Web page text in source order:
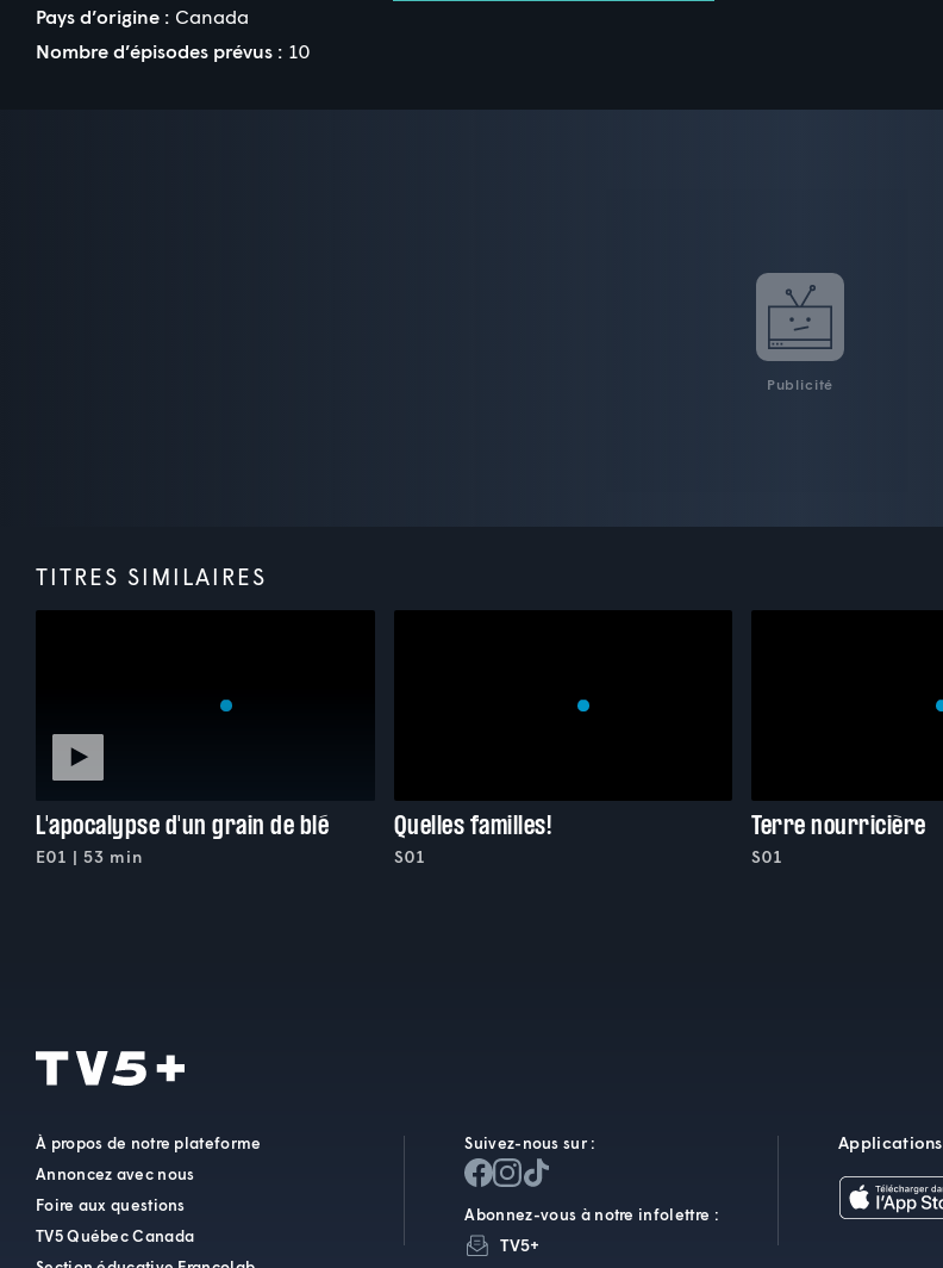
Pays d’origine : Canada
Nombre d’épisodes prévus : 10
Publicité
TITRES SIMILAIRES
L'apocalypse d'un grain de blé
E01 | 53 min
Quelles familles!
S01
Terre nourricière
S01
À propos de notre plateforme
Annoncez avec nous
Foire aux questions
TV5 Québec Canada
Suivez-nous sur :
Abonnez-vous à notre infolettre :
TV5+